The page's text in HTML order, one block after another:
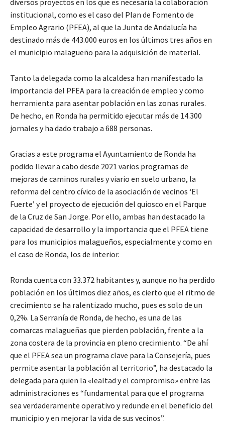
institucional, como es el caso del Plan de Fomento de
Empleo Agrario (PFEA), al que la Junta de Andalucía ha
destinado más de 443.000 euros en los últimos tres años en
el municipio malagueño para la adquisición de material.
Tanto la delegada como la alcaldesa han manifestado la
importancia del PFEA para la creación de empleo y como
herramienta para asentar población en las zonas rurales.
De hecho, en Ronda ha permitido ejecutar más de 14.300
jornales y ha dado trabajo a 688 personas.
Gracias a este programa el Ayuntamiento de Ronda ha
podido llevar a cabo desde 2021 varios programas de
mejoras de caminos rurales y viario en suelo urbano, la
reforma del centro cívico de la asociación de vecinos ‘El
Fuerte’ y el proyecto de ejecución del quiosco en el Parque
de la Cruz de San Jorge. Por ello, ambas han destacado la
capacidad de desarrollo y la importancia que el PFEA tiene
para los municipios malagueños, especialmente y como en
el caso de Ronda, los de interior.
Ronda cuenta con 33.372 habitantes y, aunque no ha perdido
población en los últimos diez años, es cierto que el ritmo de
crecimiento se ha ralentizado mucho, pues es solo de un
0,2%. La Serranía de Ronda, de hecho, es una de las
comarcas malagueñas que pierden población, frente a la
zona costera de la provincia en pleno crecimiento. “De ahí
que el PFEA sea un programa clave para la Consejería, pues
permite asentar la población al territorio”, ha destacado la
delegada para quien la «lealtad y el compromiso» entre las
administraciones es “fundamental para que el programa
sea verdaderamente operativo y redunde en el beneficio del
municipio y en mejorar la vida de sus vecinos”.